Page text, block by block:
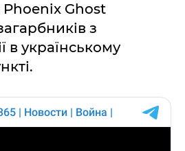
Ghost
з
в українському